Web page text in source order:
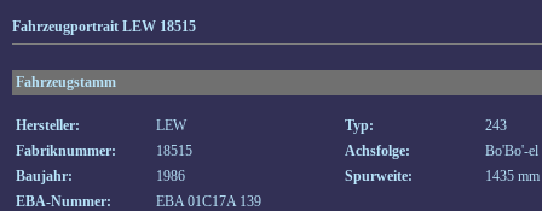
Fahrzeugportrait LEW 18515
Fahrzeugstamm
Hersteller: LEW Typ:
243
Fabriknummer:
18515 Achsfolge:
Bo'Bo'-el
Baujahr:
1986 Spurweite:
1435 mm
EBA-Nummer:
EBA 01C17A 139